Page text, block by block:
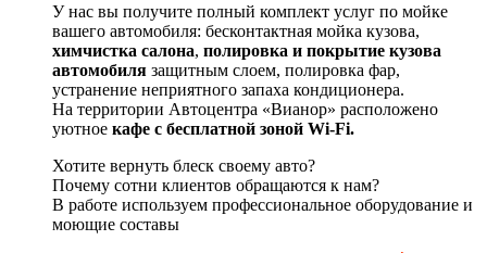
У нас вы получите полный комплект услуг по мойке
вашего автомобиля: бесконтактная мойка кузова,
химчистка салона, полировка и покрытие кузова
автомобиля защитным слоем, полировка фар,
устранение неприятного запаха кондиционера.
На территории Автоцентра «Вианор» расположено
уютное кафе с бесплатной зоной Wi-Fi.
Хотите вернуть блеск своему авто?
Почему сотни клиентов обращаются к нам?
В работе используем профессиональное оборудование и
моющие составы